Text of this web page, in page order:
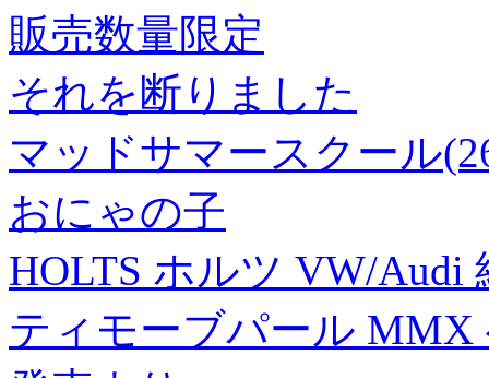
販売数量限定
それを断りました
マッドサマースクール
おにゃの子
HOLTS ホルツ VW/Audi
ティモーブパール MMX